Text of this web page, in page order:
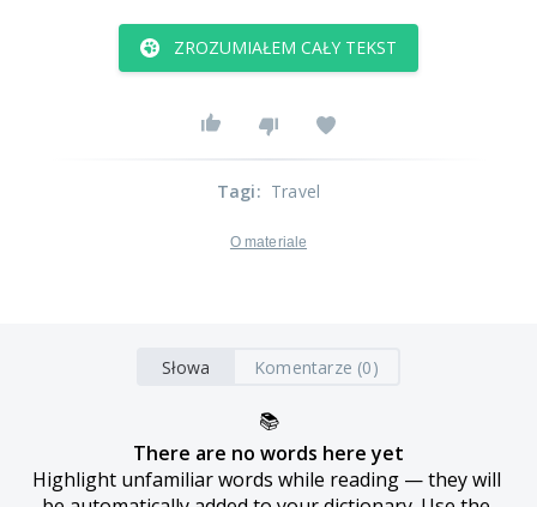
ZROZUMIAŁEM CAŁY TEKST
Tagi: Travel
O materiale
Słowa Komentarze (0)
📚
There are no words here yet
Highlight unfamiliar words while reading — they will